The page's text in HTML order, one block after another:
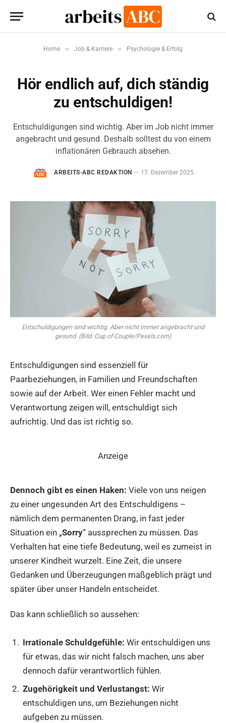
Home » Job & Karriere » Psychologie & Erfolg
Hör endlich auf, dich ständig
zu entschuldigen!
Entschuldigungen sind wichtig. Aber im Job nicht immer
angebracht und gesund. Deshalb solltest du von einem
inflationären Gebrauch absehen.
ARBEITS-ABC REDAKTION 17. Dezember 2025
Entschuldigungen sind wichtig. Aber nicht immer angebracht und
gesund. (Bild: Cup of Couple/Pexels.com)
Entschuldigungen sind essenziell für
Paarbeziehungen, in Familien und Freundschaften
sowie auf der Arbeit. Wer einen Fehler macht und
Verantwortung zeigen will, entschuldigt sich
aufrichtig. Und das ist richtig so.
Anzeige
Dennoch gibt es einen Haken: Viele von uns neigen
zu einer ungesunden Art des Entschuldigens –
nämlich dem permanenten Drang, in fast jeder
Situation ein „Sorry“ aussprechen zu müssen. Das
Verhalten hat eine tiefe Bedeutung, weil es zumeist in
unserer Kindheit wurzelt. Eine Zeit, die unsere
Gedanken und Überzeugungen maßgeblich prägt und
später über unser Handeln entscheidet.
Das kann schließlich so aussehen:
Irrationale Schuldgefühle: Wir entschuldigen uns
für etwas, das wir nicht falsch machen, uns aber
dennoch dafür verantwortlich fühlen.
Zugehörigkeit und Verlustangst: Wir
entschuldigen uns, um Beziehungen nicht
aufgeben zu müssen.